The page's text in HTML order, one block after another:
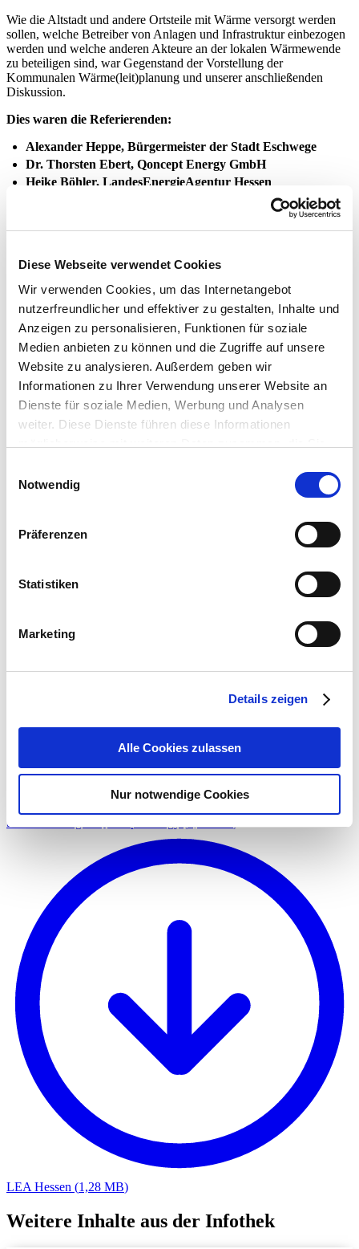
Diese Webseite verwendet Cookies
Wir verwenden Cookies, um das Internetangebot
nutzerfreundlicher und effektiver zu gestalten, Inhalte und
Anzeigen zu personalisieren, Funktionen für soziale
Medien anbieten zu können und die Zugriffe auf unsere
Website zu analysieren. Außerdem geben wir
Informationen zu Ihrer Verwendung unserer Website an
Dienste für soziale Medien, Werbung und Analysen
weiter. Diese Dienste führen diese Informationen
Nutzung der Dienste gesammelt haben.
Notwendig
Präferenzen
Statistiken
Marketing
Details zeigen
Alle Cookies zulassen
Nur notwendige Cookies
Wie die Altstadt und andere Ortsteile mit Wärme versorgt werden
sollen, welche Betreiber von Anlagen und Infrastruktur einbezogen
werden und welche anderen Akteure an der lokalen Wärmewende
zu beteiligen sind, war Gegenstand der Vorstellung der
Kommunalen Wärme(leit)planung und unserer anschließenden
Diskussion.
Dies waren die Referierenden:
Alexander Heppe, Bürgermeister der Stadt Eschwege
Dr. Thorsten Ebert, Qoncept Energy GmbH
Heike Böhler, LandesEnergieAgentur Hessen
Bürgermeister Alexander Heppe und Dr. Thorsten Ebert stellte die
präsentieren.
Die Veranstaltungsreihe KWW-Praxisblick dient dem
Erfahrungsaustausch unter Kommunen. Entsprechend liegt der
Fokus dieses Webseminars zu gleichen Teilen auf inhaltlichen
Impulsen und auf den Fragen der Teilnehmenden an die
Referierenden sowie der Diskussion untereinander.
Stadt Eschwege / Qoncept Energy
LEA Hessen (1,28 MB)
Weitere Inhalte aus der Infothek